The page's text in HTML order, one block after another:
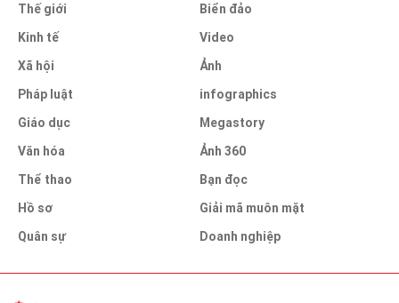
Thế giới
Kinh tế
Xã hội
Pháp luật
Giáo dục
Văn hóa
Thể thao
Hồ sơ
Quân sự
Biển đảo
Video
Ảnh
infographics
Megastory
Ảnh 360
Bạn đọc
Giải mã muôn mặt
Doanh nghiệp